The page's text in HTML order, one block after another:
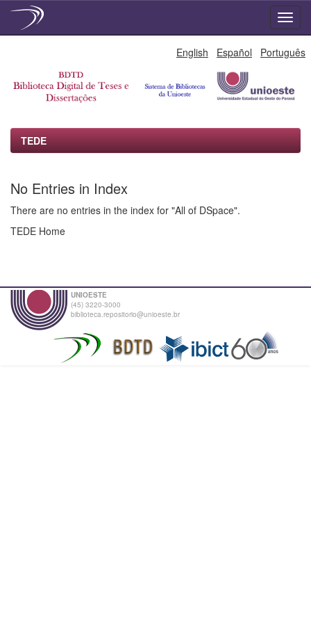
English Español Português
TEDE
No Entries in Index
There are no entries in the index for "All of DSpace".
TEDE Home
UNIOESTE
(45) 3220-3000
biblioteca.repositorio@unioeste.br